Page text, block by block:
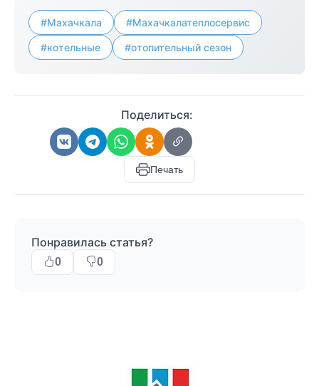
#Махачкала #Махачкалатеплосервис
#котельные #отопительный сезон
Поделиться:
Печать
Понравилась статья?
0 0